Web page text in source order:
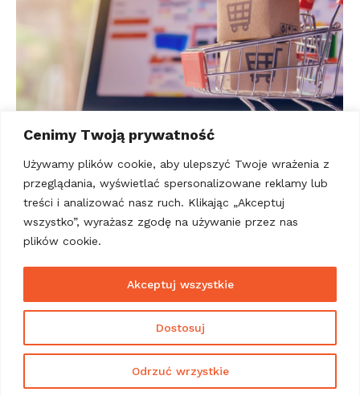
Cenimy Twoją prywatność
Używamy plików cookie, aby ulepszyć Twoje wrażenia z
przeglądania, wyświetlać spersonalizowane reklamy lub
treści i analizować nasz ruch. Klikając „Akceptuj
wszystko”, wyrażasz zgodę na używanie przez nas
plików cookie.
Dostosuj
Odrzuć wrzystkie
Akceptuj wszystkie
Polski Akt o Dostępności zmieni e-
commerce.
Inspirujemy Przezadmin 2025-04-08
przygotować swój sklep internetowy na
nadchodzące zmiany i zapewnić wszystkim
użytkownikom równy dostęp do usług.